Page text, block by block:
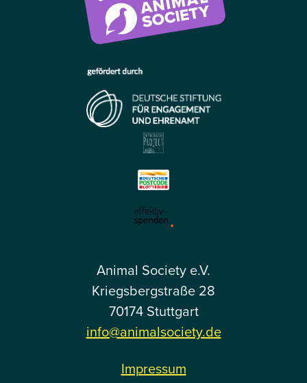
Animal Society e.V.
Kriegsbergstraße 28
70174 Stuttgart
info@animalsociety.de
Impressum